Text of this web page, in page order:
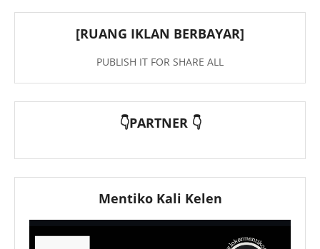
[RUANG IKLAN BERBAYAR]
PUBLISH IT FOR SHARE ALL
👇PARTNER 👇
Mentiko Kali Kelen